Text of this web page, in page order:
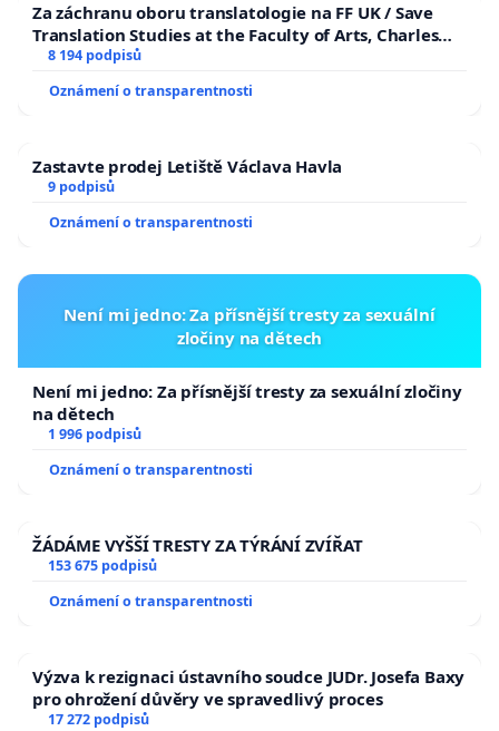
Za záchranu oboru translatologie na FF UK / Save
Translation Studies at the Faculty of Arts, Charles
University
8 194 podpisů
Oznámení o transparentnosti
Zastavte prodej Letiště Václava Havla
9 podpisů
Oznámení o transparentnosti
Není mi jedno: Za přísnější tresty za sexuální
zločiny na dětech
Není mi jedno: Za přísnější tresty za sexuální zločiny
na dětech
1 996 podpisů
Oznámení o transparentnosti
ŽÁDÁME VYŠŠÍ TRESTY ZA TÝRÁNÍ ZVÍŘAT
153 675 podpisů
Oznámení o transparentnosti
Výzva k rezignaci ústavního soudce JUDr. Josefa Baxy
pro ohrožení důvěry ve spravedlivý proces
17 272 podpisů